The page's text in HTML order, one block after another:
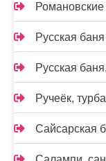
Романовские
Русская
Русская
Ручеёк,
Сайсарская